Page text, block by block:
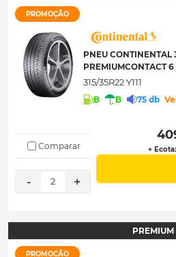
PROMOÇÃO
PNEU CONTINENTAL
PREMIUMCONTACT
315/35R22 Y111
B B 75 db
Comparar
- 2 +
+
PREMIUM
PROMOÇÃO